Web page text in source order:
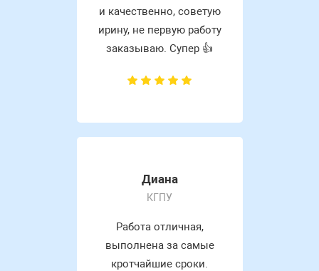
и качественно, советую
ирину, не первую работу
заказываю. Супер 👍
Диана
КГПУ
Работа отличная,
выполнена за самые
кротчайшие сроки.